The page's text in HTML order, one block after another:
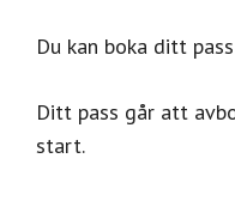
Du kan boka ditt
Ditt pass går att
start.